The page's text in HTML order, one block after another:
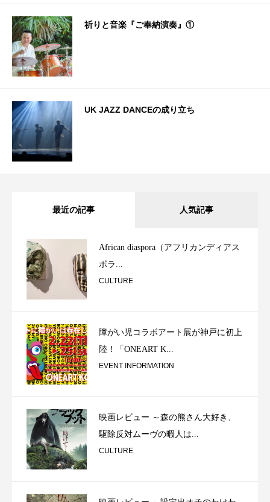
祈りと音楽『ご奉納演奏』①
UK JAZZ DANCEの成り立ち
最近の記事 人気記事
African diaspora（アフリカンディアス
ポラ...
CULTURE
障がい児コラボアート展が神戸に初上
陸！「ONEART K...
EVENT INFORMATION
映画レビュー ～森の熊さん大好き、
駆除反対ムーヴの暇人は...
CULTURE